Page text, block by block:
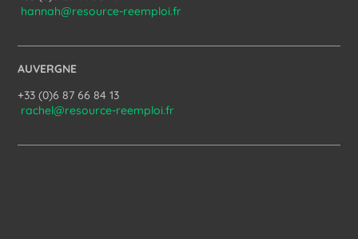
hannah@resource-reemploi.fr
AUVERGNE
+33 (0)6 87 66 84 13
rachel@resource-reemploi.fr